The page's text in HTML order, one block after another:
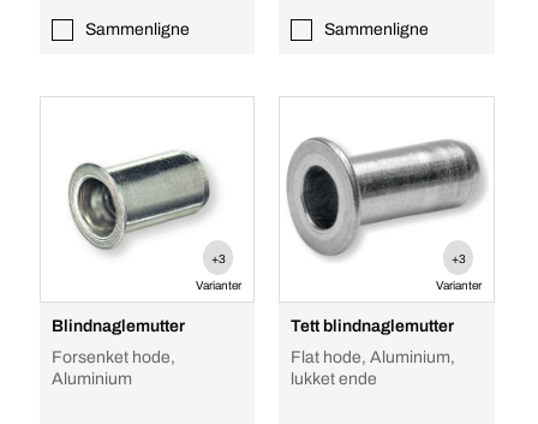
Sammenligne Sammenligne
+3
Varianter
Blindnaglemutter
Forsenket hode,
Aluminium
+3
Varianter
Tett blindnaglemutter
Flat hode, Aluminium,
lukket ende